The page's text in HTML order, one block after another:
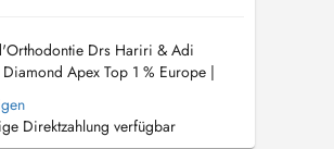
Drs Hariri & Adi
Apex Top 1 % Europe |
agréé (PID) Le cabinet des Drs
est spécialisé en orthodontie
reconnu pour son expertise avancée
Direktzahlung verfügbar